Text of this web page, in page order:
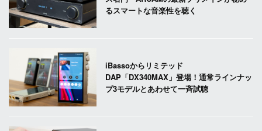
るスマートな音楽性を聴く
iBassoからリミテッド
DAP「DX340MAX」登場！通常ラインナッ
プ3モデルとあわせて一斉試聴